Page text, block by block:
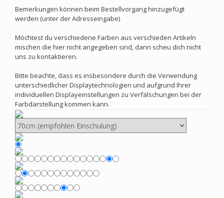
Bemerkungen können beim Bestellvorgang hinzugefügt
werden (unter der Adresseingabe)
Möchtest du verschiedene Farben aus verschieden Artikeln
mischen die hier nicht angegeben sind, dann scheu dich nicht
uns zu kontaktieren.
Bitte beachte, dass es insbesondere durch die Verwendung
unterschiedlicher Displaytechnologien und aufgrund Ihrer
individuellen Displayeinstellungen zu Verfälschungen bei der
Farbdarstellung kommen kann.